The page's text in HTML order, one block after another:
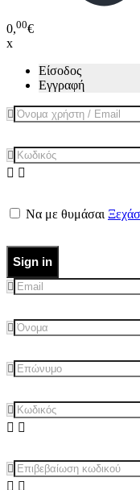
0,00€
x
Είσοδος
Εγγραφή
Να με θυμάσαι
Sign in